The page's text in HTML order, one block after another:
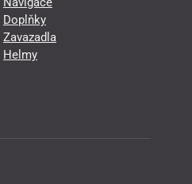
Doplňky
Zavazadla
Helmy